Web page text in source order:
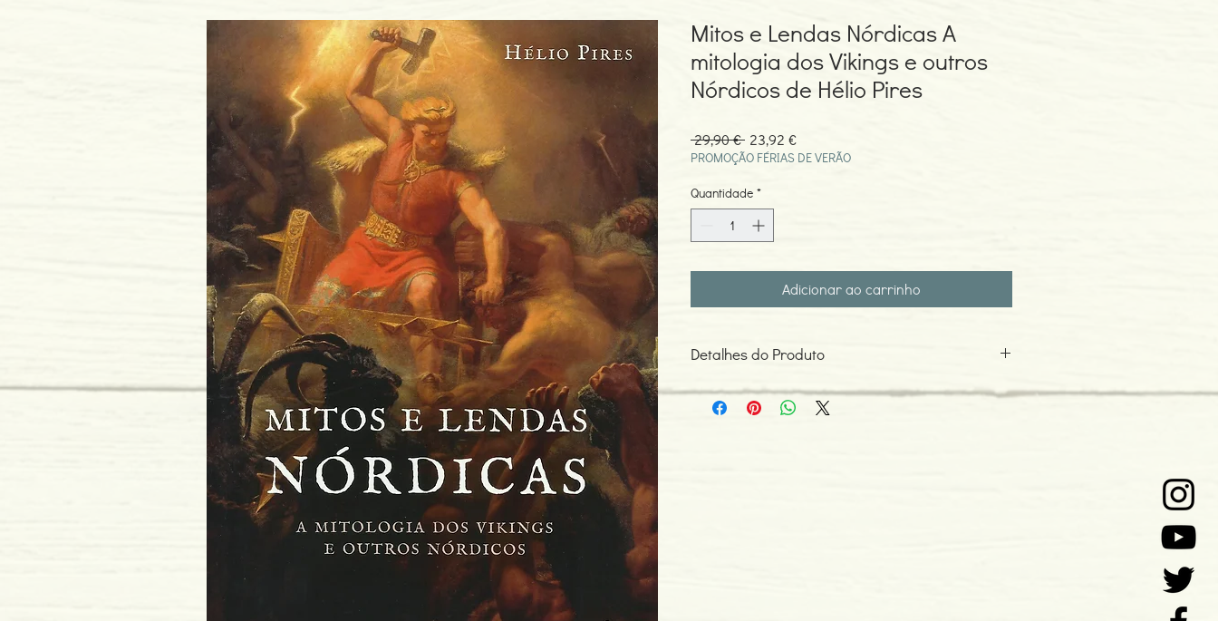
Mitos e Lendas Nórdicas A
mitologia dos Vikings e outros
Nórdicos de Hélio Pires
29,90 € Preço
normal
23,92 €Preço
promocional
PROMOÇÃO FÉRIAS DE VERÃO
Quantidade *
Adicionar ao carrinho
Detalhes do Produto
Autor: Hélio Pires
ISBN: 9789896771690